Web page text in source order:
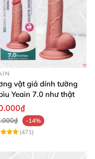
vật giả dính tường
Yeain 7.0 như thật
-14%
(471)